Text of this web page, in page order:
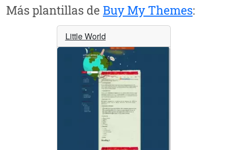
Más plantillas de Buy My Themes:
Little World